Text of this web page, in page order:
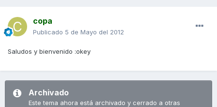
copa
Publicado 5 de Mayo del 2012
Saludos y bienvenido :okey
Archivado
Este tema ahora está archivado y cerrado a otras